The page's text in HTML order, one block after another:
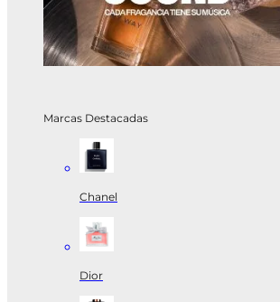
Marcas Destacadas
Chanel
Dior